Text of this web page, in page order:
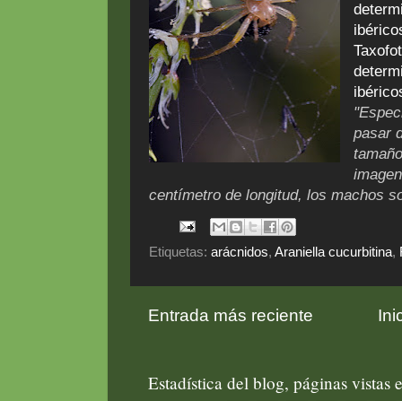
pasar
centímetro de longitud, los machos
Etiquetas: arácnidos, Araniella cucurbitina,
Entrada más reciente
Estadística del blog, páginas vistas